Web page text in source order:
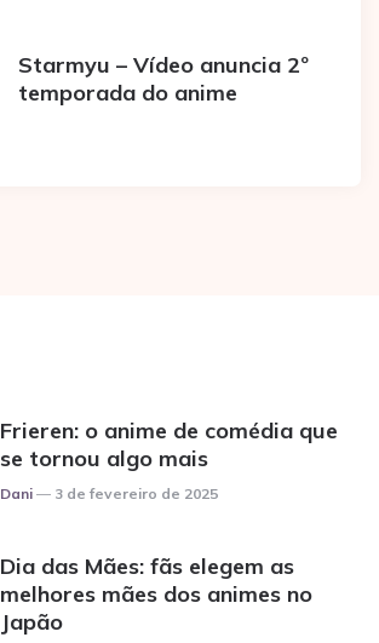
Starmyu – Vídeo anuncia 2º
temporada do anime
Frieren: o anime de comédia que
se tornou algo mais
Posted
Dani 3 de fevereiro de 2025
Dia das Mães: fãs elegem as
melhores mães dos animes no
Japão